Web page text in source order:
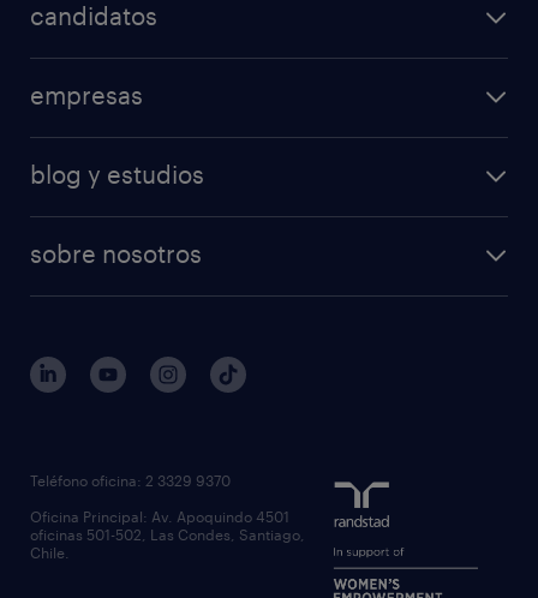
candidatos
empresas
blog y estudios
sobre nosotros
Teléfono oficina: 2 3329 9370
Oficina Principal: Av. Apoquindo 4501
oficinas 501-502, Las Condes, Santiago,
Chile.